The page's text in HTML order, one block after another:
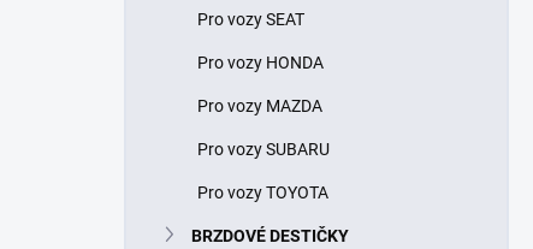
Pro vozy SEAT
Pro vozy HONDA
Pro vozy MAZDA
Pro vozy SUBARU
Pro vozy TOYOTA
BRZDOVÉ DESTIČKY